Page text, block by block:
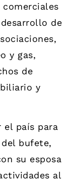
de
y gas,
de
y
el país para
bufete,
su esposa
al